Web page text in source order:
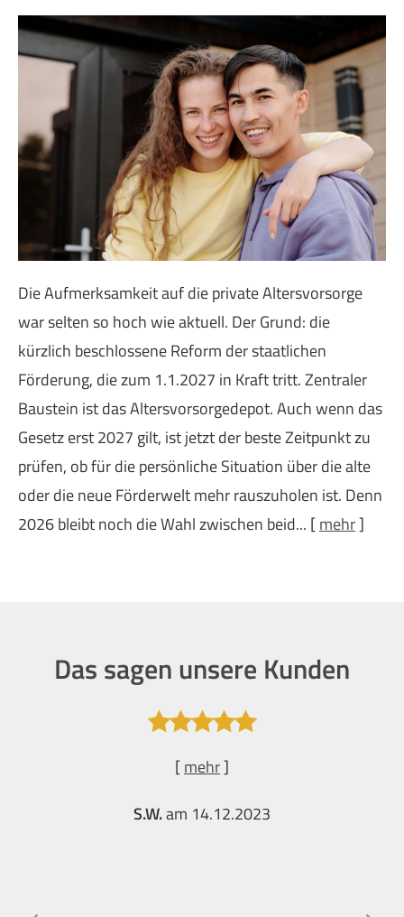
Die Aufmerksamkeit auf die private Alters­vorsorge
war selten so hoch wie aktuell. Der Grund: die
kürzlich beschlossene Reform der staatlichen
Förderung, die zum 1.1.2027 in Kraft tritt. Zentraler
Baustein ist das Alters­vorsorgedepot. Auch wenn das
Gesetz erst 2027 gilt, ist jetzt der beste Zeitpunkt zu
prüfen, ob für die persönliche Situation über die alte
oder die neue Förderwelt mehr rauszuholen ist. Denn
2026 bleibt noch die Wahl zwischen beid... [mehr]
Das sagen unsere Kunden
[mehr]
S.W.am 14.12.2023